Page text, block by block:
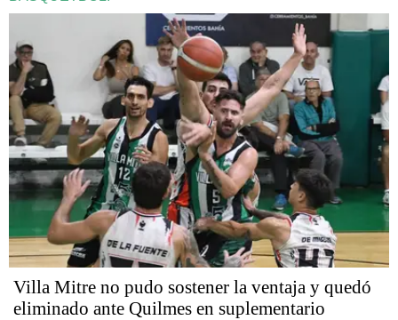
Villa Mitre no pudo sostener la ventaja y quedó
eliminado ante Quilmes en suplementario